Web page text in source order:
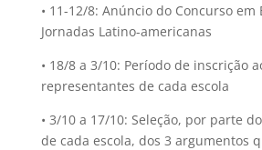
• 11-12/8: Anúncio do Concurso em
Jornadas Latino-americanas
• 18/8 a 3/10: Período de inscrição
representantes de cada escola
• 3/10 a 17/10: Seleção, por parte
de cada escola, dos 3 argumentos